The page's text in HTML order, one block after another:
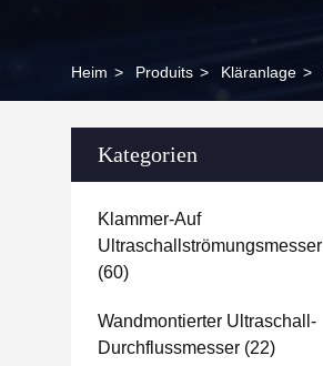
Heim > Produits > Kläranlage >
Kategorien
Klammer-Auf
Ultraschallströmungsmesser
(60)
Wandmontierter Ultraschall-
Durchflussmesser (22)